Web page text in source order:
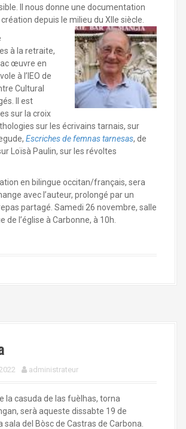
Il nous donne une documentation
depuis le milieu du XIIe siècle.
à la retraite,
œuvre en
à l’IEO de
Cultural
Il est
sur la croix
sur les écrivains tarnais, sur
Escriches de femnas tarnesas, de
Loïsà Paulin, sur les révoltes
en bilingue occitan/français, sera
avec l’auteur, prolongé par un
partagé. Samedi 26 novembre, salle
de l’église à Carbonne, à 10h.
administrateur
la casuda de las fuèlhas, torna
serà aqueste dissabte 19 de
sala del Bòsc de Castras de Carbona.